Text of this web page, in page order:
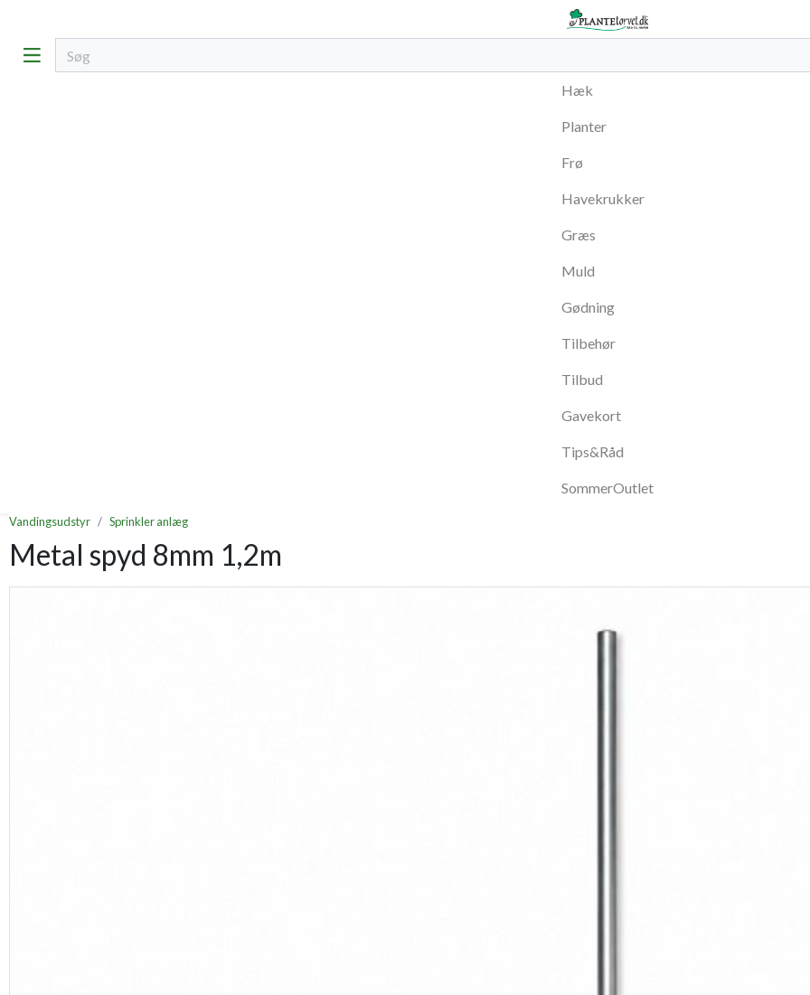
Hæk
Planter
Frø
Havekrukker
Græs
Muld
Gødning
Tilbehør
Tilbud
Gavekort
Tips&Råd
SommerOutlet
Vandingsudstyr Sprinkler anlæg
Metal spyd 8mm 1,2m